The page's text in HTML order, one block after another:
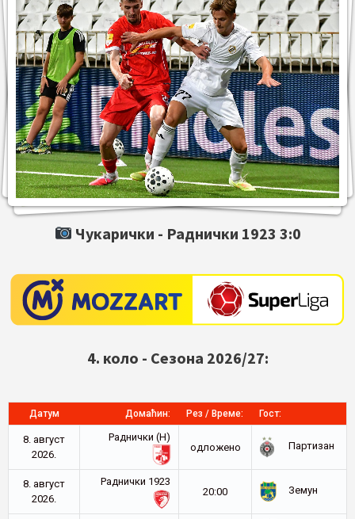
Чукарички - Раднички 1923 3:0
4. коло - Сезона 2026/27:
Датум Домаћин: Рез / Време: Гост:
8. август
2026.
Раднички (Н)
oдложено
Партизан
8. август
2026.
Раднички 1923
20:00
Земун